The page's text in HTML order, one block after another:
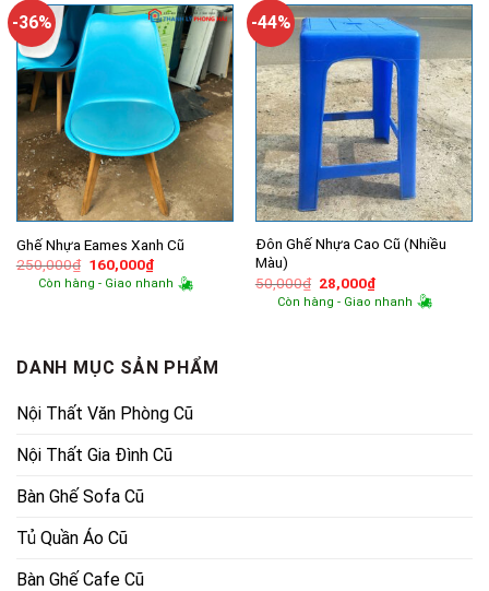
60,000₫.
-36%
Ghế Nhựa Eames Xanh Cũ
250,000₫ Giá
gốc
là:
160,000₫Giá
hiện
tại
Còn hàng - Giao nhanh
-44%
Đôn Ghế Nhựa Cao Cũ (Nhiều
Màu)
50,000₫ Giá
gốc
là:
28,000₫Giá
hiện
tại
Còn hàng - Giao nhanh
DANH MỤC SẢN PHẨM
Nội Thất Văn Phòng Cũ
Nội Thất Gia Đình Cũ
Bàn Ghế Sofa Cũ
Tủ Quần Áo Cũ
Bàn Ghế Cafe Cũ